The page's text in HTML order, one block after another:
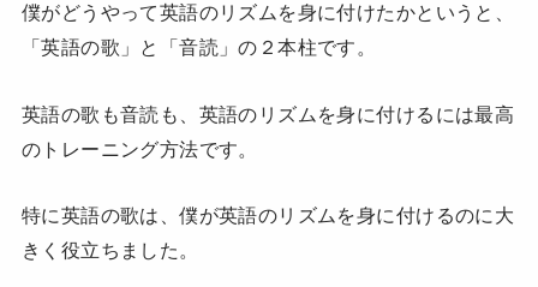
僕がどうやって英語のリズムを身に付けたかというと、
「英語の歌」と「音読」の２本柱です。
英語の歌も音読も、英語のリズムを身に付けるには最高
のトレーニング方法です。
特に英語の歌は、僕が英語のリズムを身に付けるのに大
きく役立ちました。